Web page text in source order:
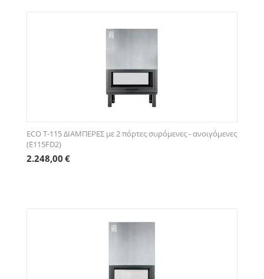
ECO Τ-115 ΔΙΑΜΠΕΡΕΣ με 2 πόρτες συρόμενες - ανοιγόμενες
(E115FD2)
2.248,00 €